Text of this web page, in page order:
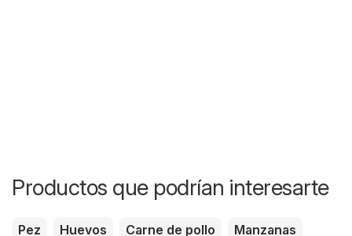
Productos que podrían interesarte
Pez Huevos Carne de pollo
Manzanas